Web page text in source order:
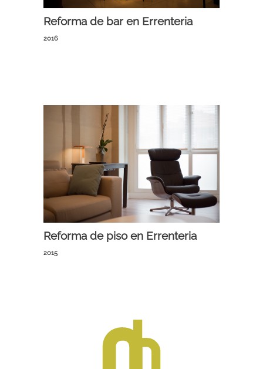
Reforma de bar en Errenteria
2016
Reforma de piso en Errenteria
2015